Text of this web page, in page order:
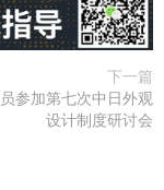
下一篇
参加第七次中日外观
设计制度研讨会